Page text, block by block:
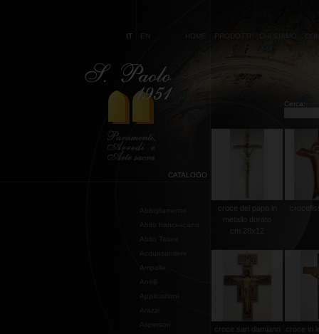
IT EN HOME PRODOTTI CHI SIAMO
Cerca:
CATALOGO
Abbigliamento
Abito francescano
Abito Talare
Acquasantiere
Ampolle
Anelli
Applicazioni
Arazzi
Aspersori
croce del papa in
metallo dorato
cm.28x12
croce san damiano
croce in